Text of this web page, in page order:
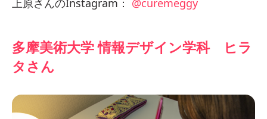
上原さんのInstagram： @curemeggy
多摩美術大学 情報デザイン学科 ヒラ
タさん